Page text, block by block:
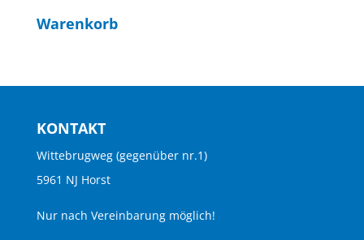
Warenkorb
KONTAKT
Wittebrugweg (gegenüber nr.1)
5961 NJ Horst
Nur nach Vereinbarung möglich!